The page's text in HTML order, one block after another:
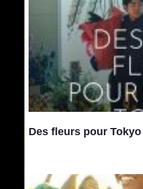
Des fleurs pour